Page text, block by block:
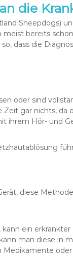
die
Sheepdogs)
bereits
dass die
oder sind
gar nichts,
ihrem Hör- und
diese
ein
man diese in